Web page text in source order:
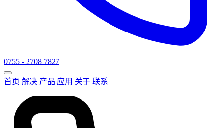
0755 - 2708 7827
首页 解决 产品 应用 关于 联系